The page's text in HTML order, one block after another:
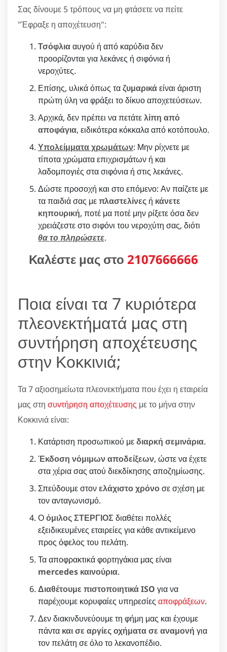
Σας δίνουμε 5 τρόπους να μη φτάσετε να πείτε
"Έφραξε η αποχέτευση":
Τσόφλιααυγού ή από καρύδια δεν
προορίζονται για λεκάνες ή σιφόνια ή
νεροχύτες.
Επίσης, υλικά όπως ταζυμαρικάείναι άριστη
πρώτη ύλη να φράξει το δίκυο αποχετεύσεων.
Αρχικά, δεν πρέπει να πετάτελίπη από
αποφάγια, ειδικότερα κόκκαλα από κοτόπουλο.
Υπολείμματα χρωμάτων: Μην ρίχνετε με
τίποτα χρώματα επιχρισμάτων ή και
λαδομπογιές στα σιφόνια ή στις λεκάνες.
Δώστε προσοχή και στο επόμενο: Αν παίζετε με
τα παιδιά σας μεπλαστελίνες ή κάνετε
κηπουρική, ποτέ μα ποτέ μην ρίξετε όσα δεν
χρειάζεστε στο σιφόνι του νεροχύτη σας, διότι
θα το πληρώσετε.
Καλέστε μας στο 2107666666
Ποια είναι τα 7 κυριότερα
πλεονεκτήματά μας στη
συντήρηση αποχέτευσης
στην Κοκκινιά;
Τα 7 αξιοσημείωτα πλεονεκτήματα που έχει η εταιρεία
μας στη συντήρηση αποχέτευσης με το μήνα στην
Κοκκινιά είναι:
Κατάρτιση προσωπικού μεδιαρκή σεμινάρια.
Έκδοση νόμιμων αποδείξεων, ώστε να έχετε
στα χέρια σας ατού διεκδίκησης αποζημίωσης.
Σπεύδουμε στονελάχιστο χρόνοσε σχέση με
τον ανταγωνισμό.
Οόμιλος ΣΤΕΡΓΙΟΣ διαθέτει πολλές
εξειδικευμένες εταιρείες για κάθε αντικείμενο
προς όφελος του πελάτη.
Τα αποφρακτικά φορτηγάκια μας είναι
mercedes καινούρια.
Διαθέτουμε πιστοποιητικά ISO για να
παρέχουμε κορυφαίες υπηρεσίες αποφράξεων.
Δεν διακινδυνεύουμε τη φήμη μας και έχουμε
πάντα και σε αργίες οχήματα σε αναμονή για
τον πελάτη σε όλο το λεκανοπέδιο.